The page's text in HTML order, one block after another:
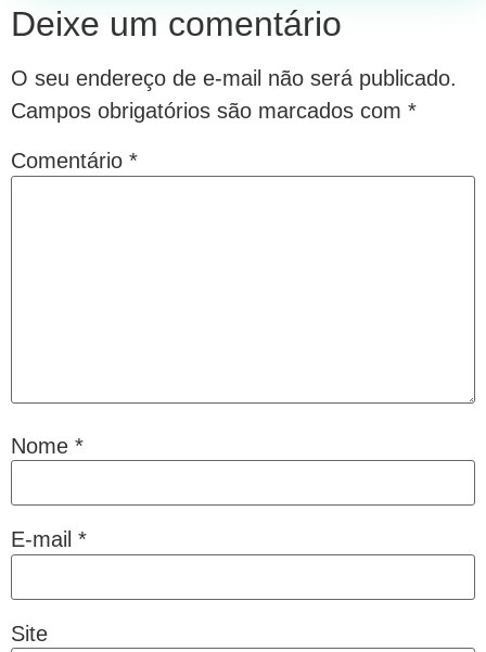
Deixe um comentário
O seu endereço de e-mail não será publicado.
Campos obrigatórios são marcados com *
Comentário *
Nome *
E-mail *
Site